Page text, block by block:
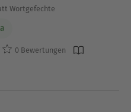
Wortgefechte
0 Bewertungen